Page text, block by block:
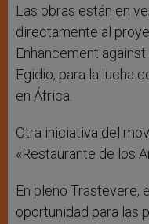
Las obras están en
directamente al
Enhancement
Egidio, para la lucha
en África.
Otra iniciativa del
«Restaurante de los
En pleno Trastevere,
oportunidad para las